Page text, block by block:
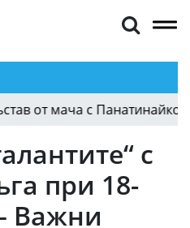
и ЦСКА 1948,
с
при 18-
Важни